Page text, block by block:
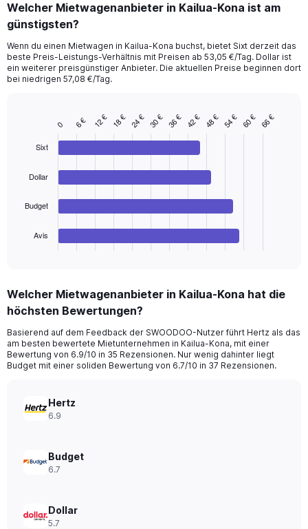
Range:
91
The
chart
has
displaying
values.
Welcher Mietwagenanbieter in Kailua-Kona ist am
günstigsten?
Wenn du einen Mietwagen in Kailua-Kona buchst, bietet Sixt derzeit das
beste Preis-Leistungs-Verhältnis mit Preisen ab 53,05 €/Tag. Dollar ist
ein weiterer preisgünstiger Anbieter. Die aktuellen Preise beginnen dort
bei niedrigen 57,08 €/Tag.
with
chart
Range:
4
The
chart
has
axis
displaying
to
Sixt
Dollar
Budget
Avis
0 12 € 24 € 36 € 48 € 60 €
6 € 18 € 30 € 42 € 54 € 66 €
Welcher Mietwagenanbieter in Kailua-Kona hat die
höchsten Bewertungen?
Basierend auf dem Feedback der SWOODOO-Nutzer führt Hertz als das
am besten bewertete Mietunternehmen in Kailua-Kona, mit einer
Bewertung von 6.9/10 in 35 Rezensionen. Nur wenig dahinter liegt
Budget mit einer soliden Bewertung von 6.7/10 in 37 Rezensionen.
Hertz
6.9
Budget
6.7
Dollar
5.7